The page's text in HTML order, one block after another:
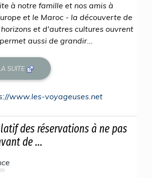
à notre famille et nos amis à
et le Maroc - la découverte de
et d'autres cultures ouvrent
aussi de grandir...
SUITE
www.les-voyageuses.net
des réservations à ne pas
de ...